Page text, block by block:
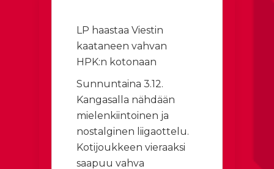
LP haastaa Viestin
kaataneen vahvan
HPK:n kotonaan
Sunnuntaina 3.12.
Kangasalla nähdään
mielenkiintoinen ja
nostalginen liigaottelu.
Kotijoukkeen vieraaksi
saapuu vahva